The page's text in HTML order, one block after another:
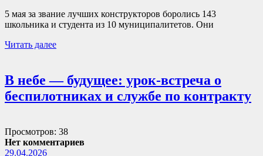
5 мая за звание лучших конструкторов боролись 143
школьника и студента из 10 муниципалитетов. Они
Читать далее
В небе — будущее: урок-встреча о
беспилотниках и службе по контракту
Просмотров: 38
Нет комментариев
29.04.2026